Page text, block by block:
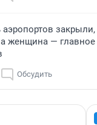
аэропортов
женщина — главное
Обсудить